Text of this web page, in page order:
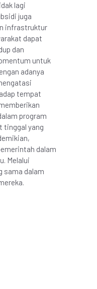
lagi
juga
infrastruktur
dapat
dan
untuk
adanya
tempat
program
tinggal yang
dalam
Melalui
sama dalam